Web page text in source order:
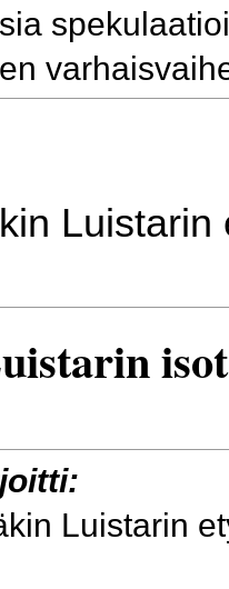
Luistarin